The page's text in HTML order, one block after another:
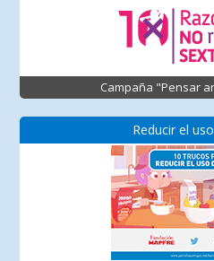
Campaña "Pensar
Reducir el